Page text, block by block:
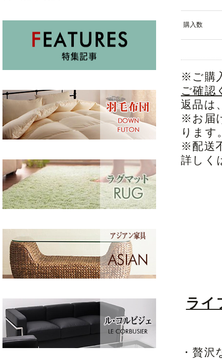
購入数
※ご購
ご確認
返品は
※お届
ります
※配送
詳しく
ライ
・贅